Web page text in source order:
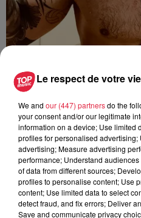
Publié : 28 mai 2018 à 9h57 -
Sebastien Ruffet
A lire aussi
Le respect de votre
We and our (447) partnersdo the
your consent and/or our legitimate
information on a device; Use limited
profiles for personalised
advertising; Measure advertising
performance; Understand
of data from different sources;
profiles to personalise content; Use
content; Use limited data to select
detect fraud, and fix errors; Deliver
Save and communicate privacy